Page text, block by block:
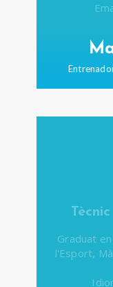
Graduat
l'Esport,